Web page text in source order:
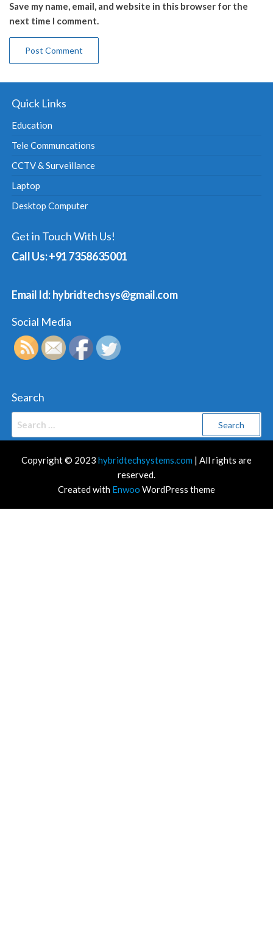
Save my name, email, and website in this browser for the
next time I comment.
Quick Links
Education
Tele Communcations
CCTV & Surveillance
Laptop
Desktop Computer
Get in Touch With Us!
Call Us: +91 7358635001
Email Id: hybridtechsys@gmail.com
Social Media
Search
Copyright © 2023 hybridtechsystems.com | All rights are
reserved.
Created with Enwoo WordPress theme